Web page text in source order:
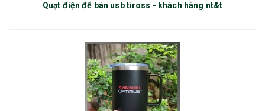
Quạt điện để bàn usb tiross - khách hàng nt&t